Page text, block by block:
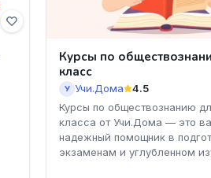
Курсы по
класс
У Учи.Дома
4.5
Курсы по обществознанию
класса от Учи.Дома — это
надежный помощник в
экзаменам и углубленном